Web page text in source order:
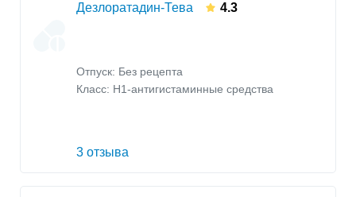
Дезлоратадин-Тева 4.3
Отпуск: Без рецепта
Класс: H1-антигистаминные средства
3 отзыва